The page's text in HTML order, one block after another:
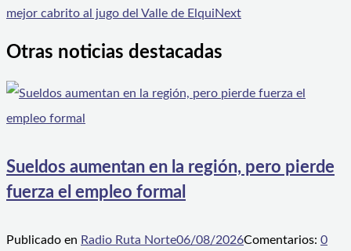
mejor cabrito al jugo del Valle de ElquiNext
Otras noticias destacadas
Sueldos aumentan en la región, pero pierde
fuerza el empleo formal
Publicado en Radio Ruta Norte06/08/2026Comentarios: 0